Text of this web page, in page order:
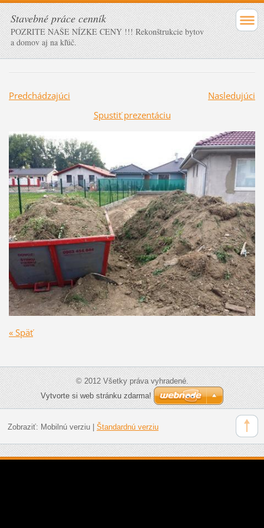
Stavebné práce cenník
POZRITE NAŠE NÍZKE CENY !!! Rekonštrukcie bytov
a domov aj na kľúč.
Predchádzajúci
Nasledujúci
Spustiť prezentáciu
« Späť
© 2012 Všetky práva vyhradené.
Vytvorte si web stránku zdarma!
Zobraziť: Mobilnú verziu| Štandardnú verziu